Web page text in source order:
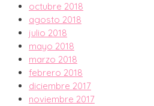
octubre 2018
agosto 2018
julio 2018
mayo 2018
marzo 2018
febrero 2018
diciembre 2017
noviembre 2017